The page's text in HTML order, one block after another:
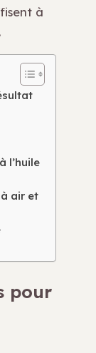
à
l’huile
air et
pour